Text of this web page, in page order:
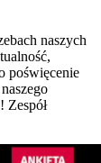
naszych
poświęcenie
Zespół